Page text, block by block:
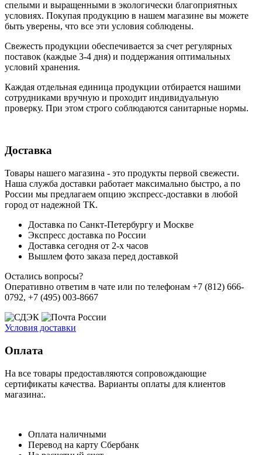
cпелыми и выращенными в экологически благоприятных
условиях. Покупая продукцию в нашем магазине вы можете
быть уверены, что все эти условия соблюдены.
Свежесть продукции обеспечивается за счет регулярных
поставок (каждые 3-4 дня) и поддержания оптимальных
условий хранения.
Каждая отдельная единица продукции отбирается нашими
сотрудниками вручную и проходит индивидуальную
проверку. При этом строго соблюдаются санитарные нормы.
Доставка
Товары нашего магазина - это продукты первой свежести.
Наша служба доставки работает максимально быстро, а по
России мы предлагаем опцию экспресс-доставки в любой
город от надежной ТК.
Доставка по Санкт-Петербургу и Москве
Экспресс доставка по России
Доставка сегодня от 2-х часов
Вышлем фото заказа перед доставкой
Остались вопросы?
Оперативно ответим в чате или по телефонам +7 (812) 666-
0792, +7 (495) 003-8667
Условия доставки
Оплата
На все товары предоставляются сопровождающие
сертификаты качества. Варианты оплаты для клиентов
магазина:.
Оплата наличными
Перевод на карту Сбербанк